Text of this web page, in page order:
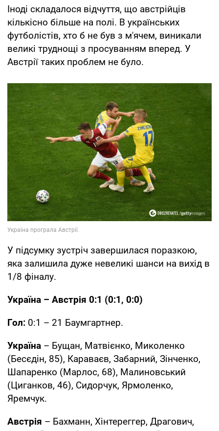
Іноді складалося відчуття, що австрійців
кількісно більше на полi. В українських
футболістів, хто б не був з м'ячем, виникали
великі труднощі з просуванням вперед. У
Австрії таких проблем не було.
У підсумку зустріч завершилася поразкою,
яка залишила дуже невеликі шанси на вихід в
1/8 фіналу.
Україна – Австрія 0:1 (0:1, 0:0)
Гол: 0:1 – 21 Баумгартнер.
Україна – Бущан, Матвієнко, Миколенко
(Бесєдін, 85), Караваєв, Забарний, Зінченко,
Шапаренко (Марлос, 68), Малиновський
(Циганков, 46), Сидорчук, Ярмоленко,
Яремчук.
Австрія – Бахманн, Хінтереггер, Драгович,